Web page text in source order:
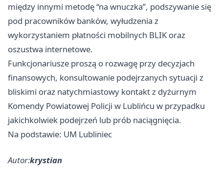
między innymi metodę “na wnuczka”, podszywanie się
pod pracowników banków, wyłudzenia z
wykorzystaniem płatności mobilnych BLIK oraz
oszustwa internetowe.
Funkcjonariusze proszą o rozwagę przy decyzjach
finansowych, konsultowanie podejrzanych sytuacji z
bliskimi oraz natychmiastowy kontakt z dyżurnym
Komendy Powiatowej Policji w Lublińcu w przypadku
jakichkolwiek podejrzeń lub prób naciągnięcia.
Na podstawie: UM Lubliniec
Autor:krystian